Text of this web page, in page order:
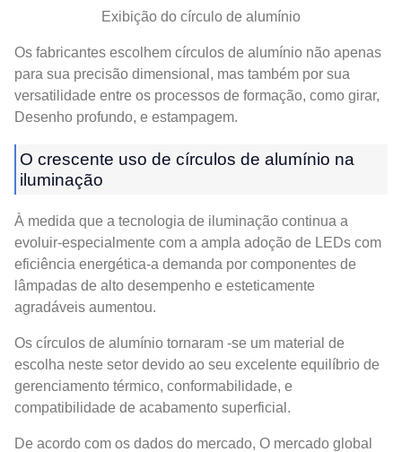
Exibição do círculo de alumínio
Os fabricantes escolhem círculos de alumínio não apenas
para sua precisão dimensional, mas também por sua
versatilidade entre os processos de formação, como girar,
Desenho profundo, e estampagem.
O crescente uso de círculos de alumínio na
iluminação
À medida que a tecnologia de iluminação continua a
evoluir-especialmente com a ampla adoção de LEDs com
eficiência energética-a demanda por componentes de
lâmpadas de alto desempenho e esteticamente
agradáveis ​​aumentou.
Os círculos de alumínio tornaram -se um material de
escolha neste setor devido ao seu excelente equilíbrio de
gerenciamento térmico, conformabilidade, e
compatibilidade de acabamento superficial.
De acordo com os dados do mercado, O mercado global